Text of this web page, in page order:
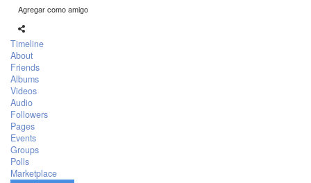
Agregar como amigo
Timeline
About
Friends
Albums
Videos
Audio
Followers
Pages
Events
Groups
Polls
Marketplace